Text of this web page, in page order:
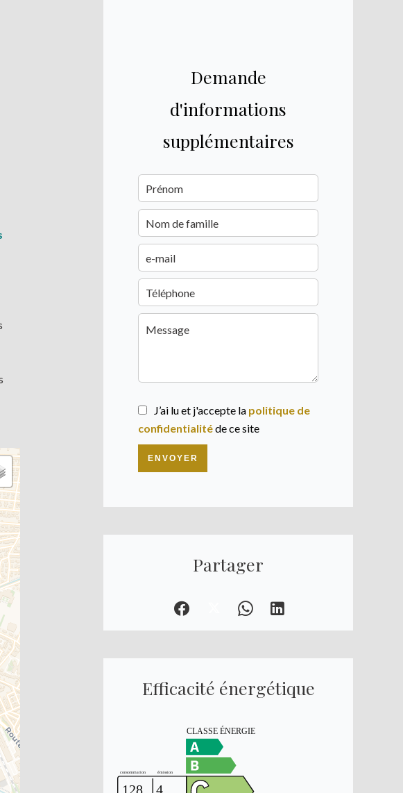
Demande
d'informations
supplémentaires
J’ai lu et j'accepte la politique de
confidentialitéde ce site
ENVOYER
Partager
Efficacité énergétique